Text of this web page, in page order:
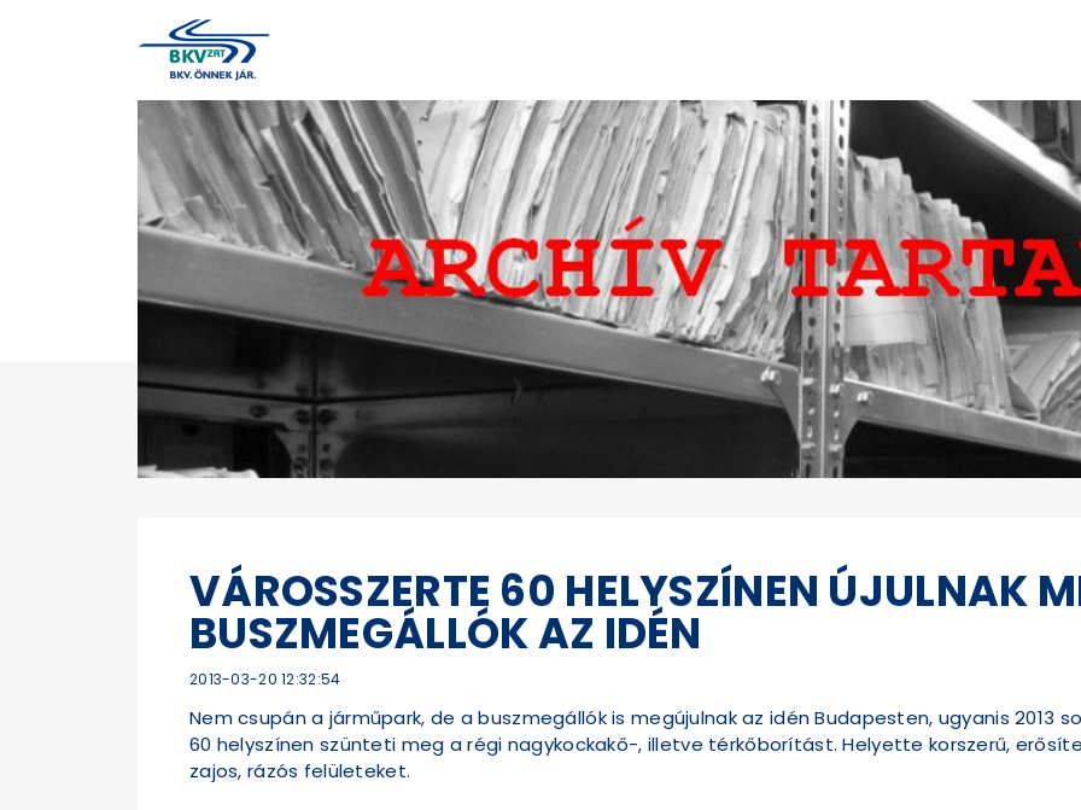
VÁROSSZERTE 60 HELYSZÍNEN ÚJULNAK
BUSZMEGÁLLÓK AZ IDÉN
2013-03-20 12:32:54
Nem csupán a járműpark, de a buszmegállók is megújulnak az idén Budapesten, ugyanis 2013
60 helyszínen szünteti meg a régi nagykockakő-, illetve térkőborítást. Helyette korszerű,
zajos, rázós felületeket.